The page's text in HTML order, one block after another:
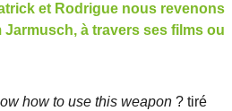
et Rodrigue nous revenons
à travers ses films ou
how to use this weapon ? tiré